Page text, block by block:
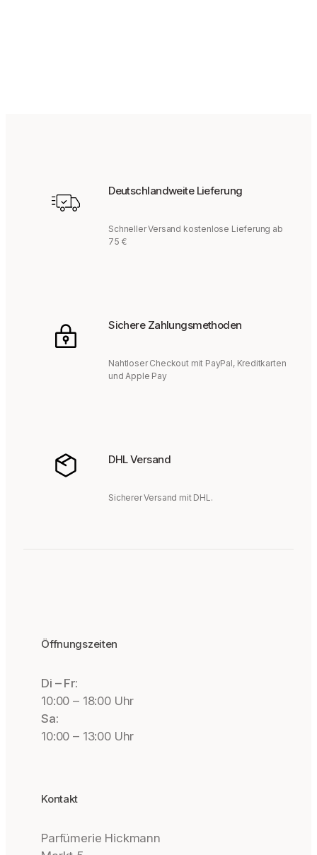
Deutschlandweite Lieferung
Schneller Versand kostenlose Lieferung ab
75 €
Sichere Zahlungsmethoden
Nahtloser Checkout mit PayPal, Kreditkarten
und Apple Pay
DHL Versand
Sicherer Versand mit DHL.
Öffnungszeiten
Di – Fr:
10:00 – 18:00 Uhr
Sa:
10:00 – 13:00 Uhr
Kontakt
Parfümerie Hickmann